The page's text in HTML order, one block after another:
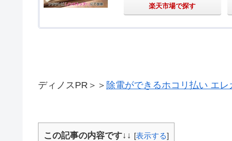
楽天市場で探す
ディノスPR＞＞ 除電ができるホコリ払い エレ
この記事の内容です↓↓ [表示する]